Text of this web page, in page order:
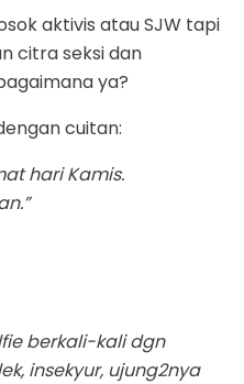
aktivis atau SJW tapi
citra seksi dan
ya?
cuitan:
hari Kamis.
berkali-kali dgn
insekyur, ujung2nya